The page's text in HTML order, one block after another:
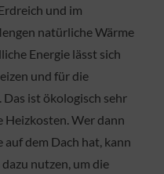
und im
natürliche Wärme
Energie lässt sich
und für die
ist ökologisch sehr
Heizkosten. Wer dann
dem Dach hat, kann
nutzen, um die